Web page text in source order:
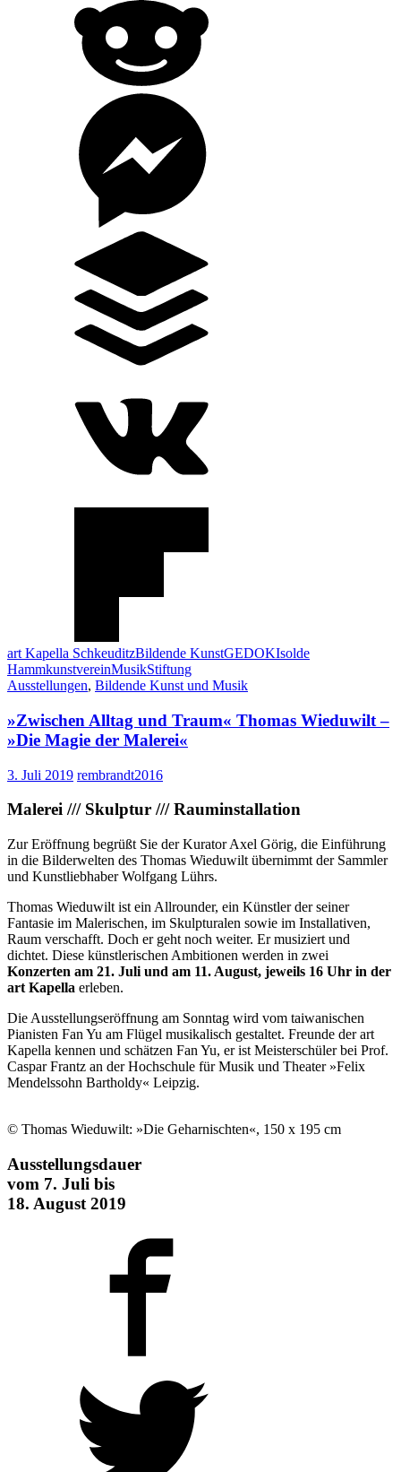
art Kapella SchkeuditzBildende KunstGEDOKIsolde
HammkunstvereinMusikStiftung
Ausstellungen, Bildende Kunst und Musik
»Zwischen Alltag und Traum« Thomas Wieduwilt –
»Die Magie der Malerei«
3. Juli 2019 rembrandt2016
Malerei /// Skulptur /// Rauminstallation
Zur Eröffnung begrüßt Sie der Kurator Axel Görig, die Einführung
in die Bilderwelten des Thomas Wieduwilt übernimmt der Sammler
und Kunstliebhaber Wolfgang Lührs.
Thomas Wieduwilt ist ein Allrounder, ein Künstler der seiner
Fantasie im Malerischen, im Skulpturalen sowie im Installativen,
Raum verschafft. Doch er geht noch weiter. Er musiziert und
dichtet. Diese künstlerischen Ambitionen werden in zwei
Konzerten am 21. Juli und am 11. August, jeweils 16 Uhr in der
art Kapella erleben.
Die Ausstellungseröffnung am Sonntag wird vom taiwanischen
Pianisten Fan Yu am Flügel musikalisch gestaltet. Freunde der art
Kapella kennen und schätzen Fan Yu, er ist Meisterschüler bei Prof.
Caspar Frantz an der Hochschule für Musik und Theater »Felix
Mendelssohn Bartholdy« Leipzig.
© Thomas Wieduwilt: »Die Geharnischten«, 150 x 195 cm
Ausstellungsdauer
vom 7. Juli bis
18. August 2019